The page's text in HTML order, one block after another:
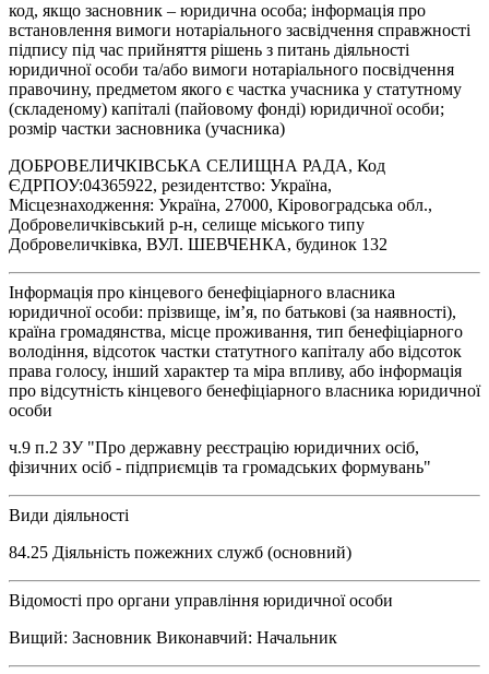
код, якщо засновник – юридична особа; інформація про
встановлення вимоги нотаріального засвідчення справжності
підпису під час прийняття рішень з питань діяльності
юридичної особи та/або вимоги нотаріального посвідчення
правочину, предметом якого є частка учасника у статутному
(складеному) капіталі (пайовому фонді) юридичної особи;
розмір частки засновника (учасника)
ДОБРОВЕЛИЧКІВСЬКА СЕЛИЩНА РАДА, Код
ЄДРПОУ:04365922, резидентство: Україна,
Місцезнаходження: Україна, 27000, Кіровоградська обл.,
Добровеличківський р-н, селище міського типу
Добровеличківка, ВУЛ. ШЕВЧЕНКА, будинок 132
Інформація про кінцевого бенефіціарного власника
юридичної особи: прізвище, ім’я, по батькові (за наявності),
країна громадянства, місце проживання, тип бенефіціарного
володіння, відсоток частки статутного капіталу або відсоток
права голосу, інший характер та міра впливу, або інформація
про відсутність кінцевого бенефіціарного власника юридичної
особи
ч.9 п.2 ЗУ "Про державну реєстрацію юридичних осіб,
фізичних осіб - підприємців та громадських формувань"
Види діяльності
84.25 Діяльність пожежних служб (основний)
Відомості про органи управління юридичної особи
Вищий: Засновник Виконавчий: Начальник